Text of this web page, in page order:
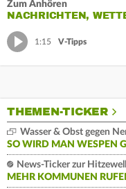
Zum Anhören
NACHRICHTEN,
1:15 V-Tipps
THEMEN-TICKER
Wasser & Obst gegen
SO WIRD MAN WESPEN
News-Ticker zur
MEHR KOMMUNEN